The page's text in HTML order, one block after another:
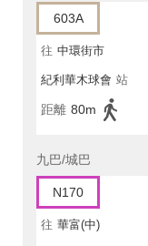
603A
往 中環街市
紀利華木球會 站
距離 80m
九巴/城巴
N170
往 華富(中)